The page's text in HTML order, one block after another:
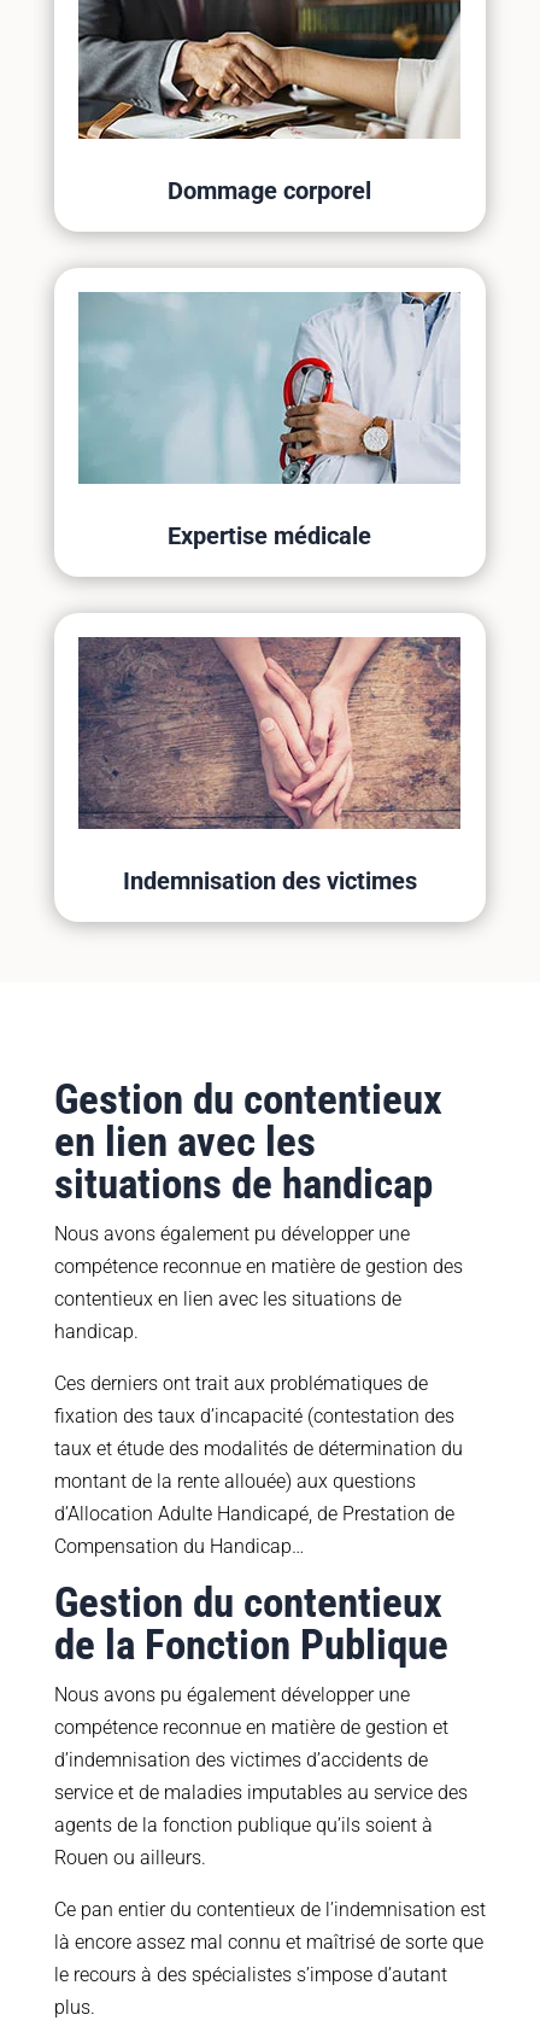
Dommage corporel
Expertise médicale
Indemnisation des victimes
Gestion du contentieux
en lien avec les
situations de handicap
Nous avons également pu développer une
compétence reconnue en matière de gestion des
contentieux en lien avec les situations de
handicap.
Ces derniers ont trait aux problématiques de
fixation des taux d’incapacité (contestation des
taux et étude des modalités de détermination du
montant de la rente allouée) aux questions
d’Allocation Adulte Handicapé, de Prestation de
Compensation du Handicap…
Gestion du contentieux
de la Fonction Publique
Nous avons pu également développer une
compétence reconnue en matière de gestion et
d’indemnisation des victimes d’accidents de
service et de maladies imputables au service des
agents de la fonction publique qu’ils soient à
Rouen ou ailleurs.
Ce pan entier du contentieux de l’indemnisation est
là encore assez mal connu et maîtrisé de sorte que
le recours à des spécialistes s’impose d’autant
plus.